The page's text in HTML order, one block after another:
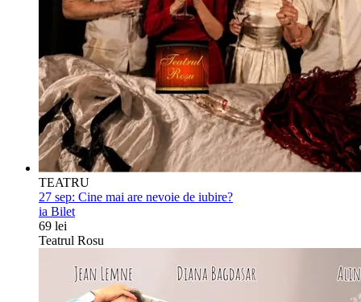
TEATRU
27 sep: Cine mai are nevoie de iubire?
ia Bilet
69 lei
Teatrul Rosu